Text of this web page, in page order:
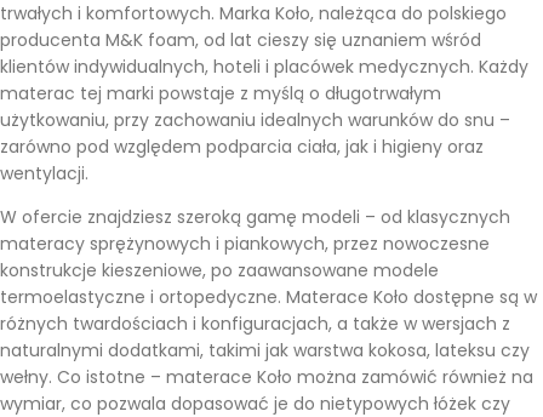
trwałych i komfortowych. Marka Koło, należąca do polskiego
producenta M&K foam, od lat cieszy się uznaniem wśród
klientów indywidualnych, hoteli i placówek medycznych. Każdy
materac tej marki powstaje z myślą o długotrwałym
użytkowaniu, przy zachowaniu idealnych warunków do snu –
zarówno pod względem podparcia ciała, jak i higieny oraz
wentylacji.
W ofercie znajdziesz szeroką gamę modeli – od klasycznych
materacy sprężynowych i piankowych, przez nowoczesne
konstrukcje kieszeniowe, po zaawansowane modele
termoelastyczne i ortopedyczne. Materace Koło dostępne są w
różnych twardościach i konfiguracjach, a także w wersjach z
naturalnymi dodatkami, takimi jak warstwa kokosa, lateksu czy
wełny. Co istotne – materace Koło można zamówić również na
wymiar, co pozwala dopasować je do nietypowych łóżek czy